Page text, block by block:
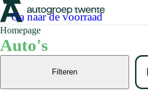
Homepage
Auto's
Ga naar de voorraad
Filteren